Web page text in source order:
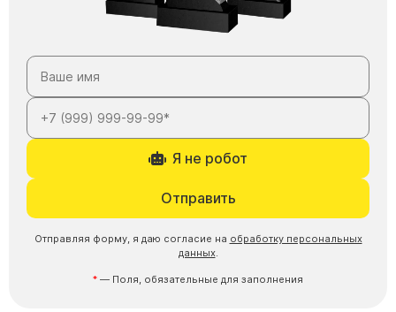
Я не робот
Отправить
Отправляя форму, я даю согласие на обработку персональных
данных.
— Поля, обязательные для заполнения